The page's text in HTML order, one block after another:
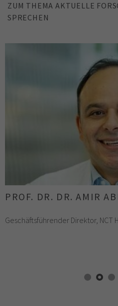
ZUM THEMA AKTUELLE
SPRECHEN
PROF. DR. DIRK JÄGER
Ärztlicher Direktor, Klinik für